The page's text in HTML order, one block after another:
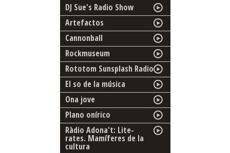
DJ Sue's Radio Show
Artefactos
Cannonball
Rockmuseum
Rototom Sunsplash Radio
El so de la música
Ona jove
Plano onírico
Ràdio Adona't: Lite-
rates. Mamíferes de la
cultura